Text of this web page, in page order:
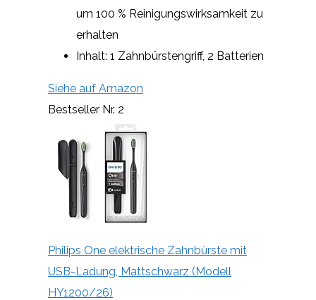
um 100 % Reinigungswirksamkeit zu
erhalten
Inhalt: 1 Zahnbürstengriff, 2 Batterien
Siehe auf Amazon
Bestseller Nr. 2
Philips One elektrische Zahnbürste mit
USB-Ladung, Mattschwarz (Modell
HY1200/26)